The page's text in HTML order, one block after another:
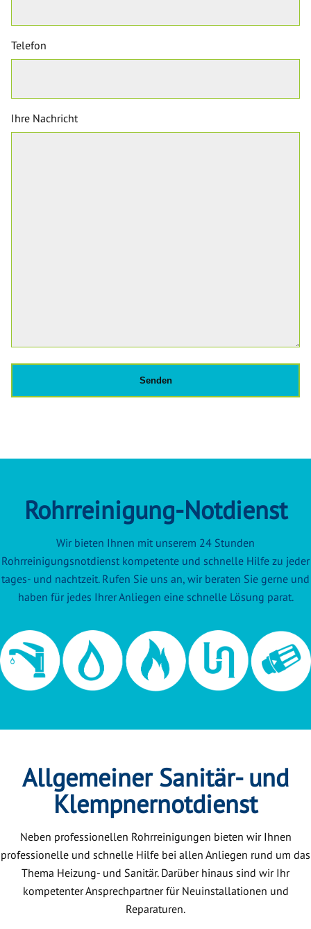
Telefon
Ihre Nachricht
Rohrreinigung-Notdienst
Wir bieten Ihnen mit unserem 24 Stunden
Rohrreinigungsnotdienst kompetente und schnelle Hilfe zu jeder
tages- und nachtzeit. Rufen Sie uns an, wir beraten Sie gerne und
haben für jedes Ihrer Anliegen eine schnelle Lösung parat.
Allgemeiner Sanitär- und
Klempnernotdienst
Neben professionellen Rohrreinigungen bieten wir Ihnen
professionelle und schnelle Hilfe bei allen Anliegen rund um das
Thema Heizung- und Sanitär. Darüber hinaus sind wir Ihr
kompetenter Ansprechpartner für Neuinstallationen und
Reparaturen.